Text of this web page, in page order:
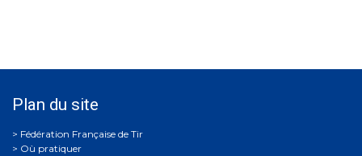
Plan du site
Où pratiquer